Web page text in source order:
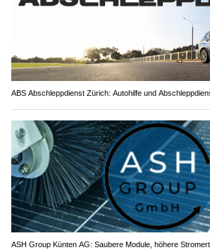
ABS Abschleppdienst Zürich: Autohilfe und
ASH Group Künten AG: Saubere Module, höhere